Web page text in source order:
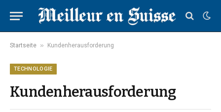
Startseite » Kundenherausforderung
TECHNOLOGIE
Kundenherausforderung